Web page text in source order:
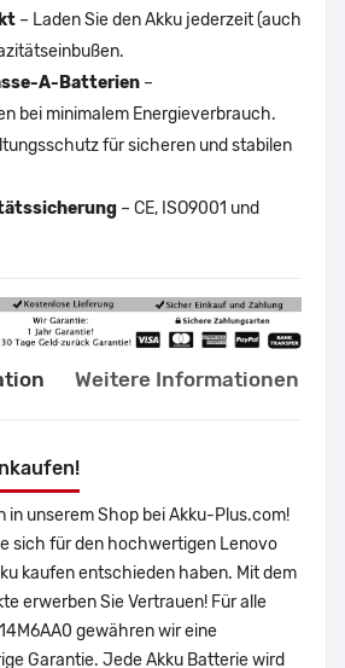
– Laden Sie den Akku jederzeit (auch
A-Batterien –
bei minimalem Energieverbrauch.
für sicheren und stabilen
– CE, ISO9001 und
Weitere Informationen
in unserem Shop bei Akku-Plus.com!
sich für den hochwertigen Lenovo
kaufen entschieden haben. Mit dem
erwerben Sie Vertrauen! Für alle
gewähren wir eine
Garantie. Jede Akku Batterie wird